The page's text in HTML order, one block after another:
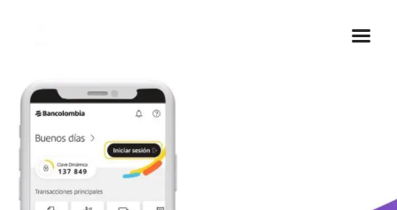
Inicio Real FM
Streaming
En Vivo
Descarga La APP